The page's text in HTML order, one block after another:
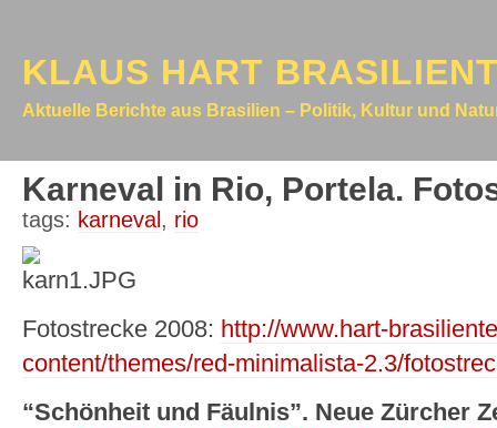
KLAUS HART
Aktuelle Berichte aus Brasilien – Politik, Kultur und
Karneval in Rio, Portela.
tags: karneval , rio
Fotostrecke 2008: http://www.hart-
content/themes/red-minimalista-2.3/
“Schönheit und Fäulnis”. Neue Zürcher